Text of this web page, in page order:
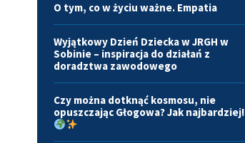
O tym, co w życiu ważne. Empatia
Wyjątkowy Dzień Dziecka w JRGH w
Sobinie – inspiracja do działań z
doradztwa zawodowego
Czy można dotknąć kosmosu, nie
opuszczając Głogowa? Jak najbardziej!